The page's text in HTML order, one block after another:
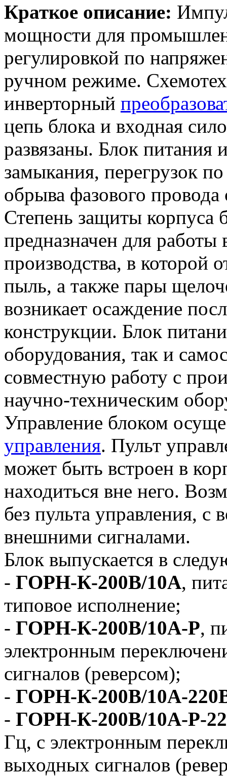
Краткое описание:
мощности для
регулировкой по
ручном режиме.
инверторный
цепь блока и входная
развязаны. Блок питания
замыкания, перегрузок
обрыва фазового провода
Степень защиты корпуса
предназначен для
производства, в которой
пыль, а также пары
возникает осаждение
конструкции. Блок
оборудования, так и
совместную работу с
научно-техническим
Управление блоком
управления. Пульт
может быть встроен в
находиться вне него.
без пульта управления,
внешними сигналами.
Блок выпускается в
- ГОРН-К-200В/10А,
типовое исполнение;
- ГОРН-К-200В/10А-Р,
электронным
сигналов (реверсом);
- ГОРН-К-200В/10А-
- ГОРН-К-200В/10А-Р-
Гц, с электронным
выходных сигналов